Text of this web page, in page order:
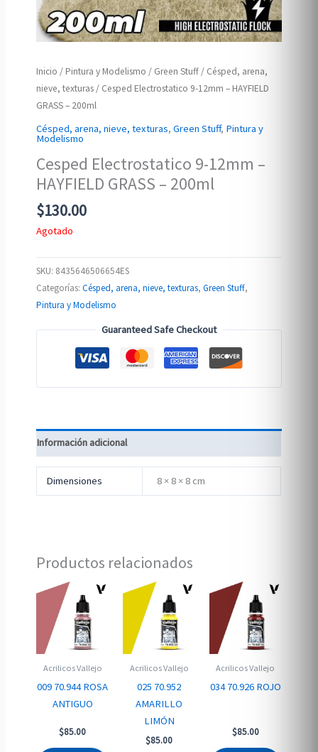
Inicio / Pintura y Modelismo / Green Stuff / Césped, arena,
nieve, texturas / Cesped Electrostatico 9-12mm – HAYFIELD
GRASS – 200ml
Césped, arena, nieve, texturas,Green Stuff, Pintura y
Modelismo
Cesped Electrostatico 9-12mm –
HAYFIELD GRASS – 200ml
$130.00
Agotado
SKU: 8435646506654ES
Categorías:Césped, arena, nieve, texturas,Green Stuff,
Pintura y Modelismo
Guaranteed Safe Checkout
Información adicional
Dimensiones 8 × 8 × 8 cm
Productos relacionados
Acrilicos Vallejo
009 70.944 ROSA
ANTIGUO
$85.00
Acrilicos Vallejo
025 70.952
AMARILLO
LIMÓN
$85.00
Acrilicos Vallejo
034 70.926 ROJO
$85.00